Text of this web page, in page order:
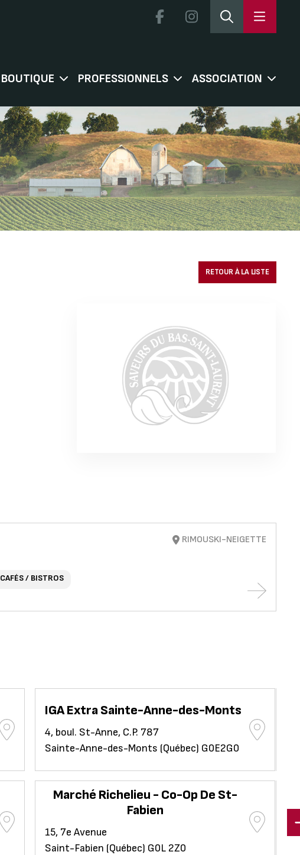
BOUTIQUE PROFESSIONNELS ASSOCIATION
RETOUR À LA LISTE
CAFÉS / BISTROS
RIMOUSKI-NEIGETTE
IGA Extra Sainte-Anne-des-Monts
4, boul. St-Anne, C.P. 787
Sainte-Anne-des-Monts (Québec) G0E2G0
Marché Richelieu - Co-Op De St-
Fabien
15, 7e Avenue
Saint-Fabien (Québec) G0L 2Z0